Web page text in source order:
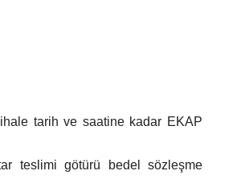
tarih ve saatine kadar EKAP
teslimi götürü bedel sözleşme